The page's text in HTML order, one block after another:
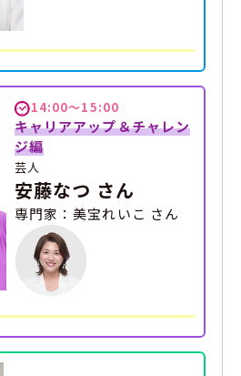
14:00～15:00
キャリアアップ＆チャレン
ジ編
芸人
安藤なつ さん
専門家：美宝れいこ さん